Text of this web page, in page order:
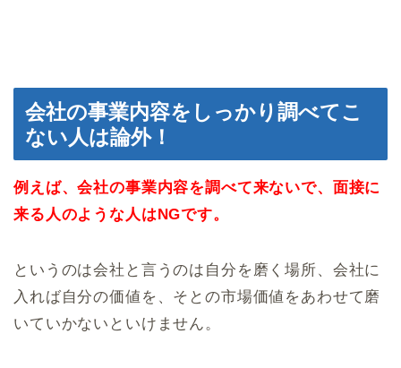
会社の事業内容をしっかり調べてこ
ない人は論外！
例えば、会社の事業内容を調べて来ないで、面接に
来る人のような人はNGです。
というのは会社と言うのは自分を磨く場所、会社に
入れば自分の価値を、そとの市場価値をあわせて磨
いていかないといけません。